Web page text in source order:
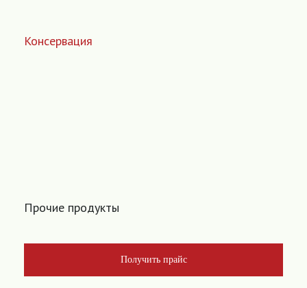
Консервация
Прочие продукты
Получить прайс